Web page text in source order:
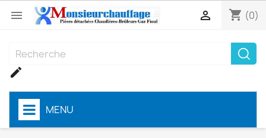
 shopping_cart (0)


MENU